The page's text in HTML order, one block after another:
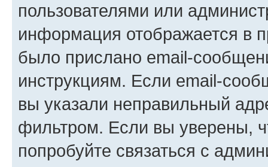
пользователями или
информация отображается в
было прислано email-
инструкциям. Если email-
вы указали неправильный
фильтром. Если вы уверены,
попробуйте связаться с